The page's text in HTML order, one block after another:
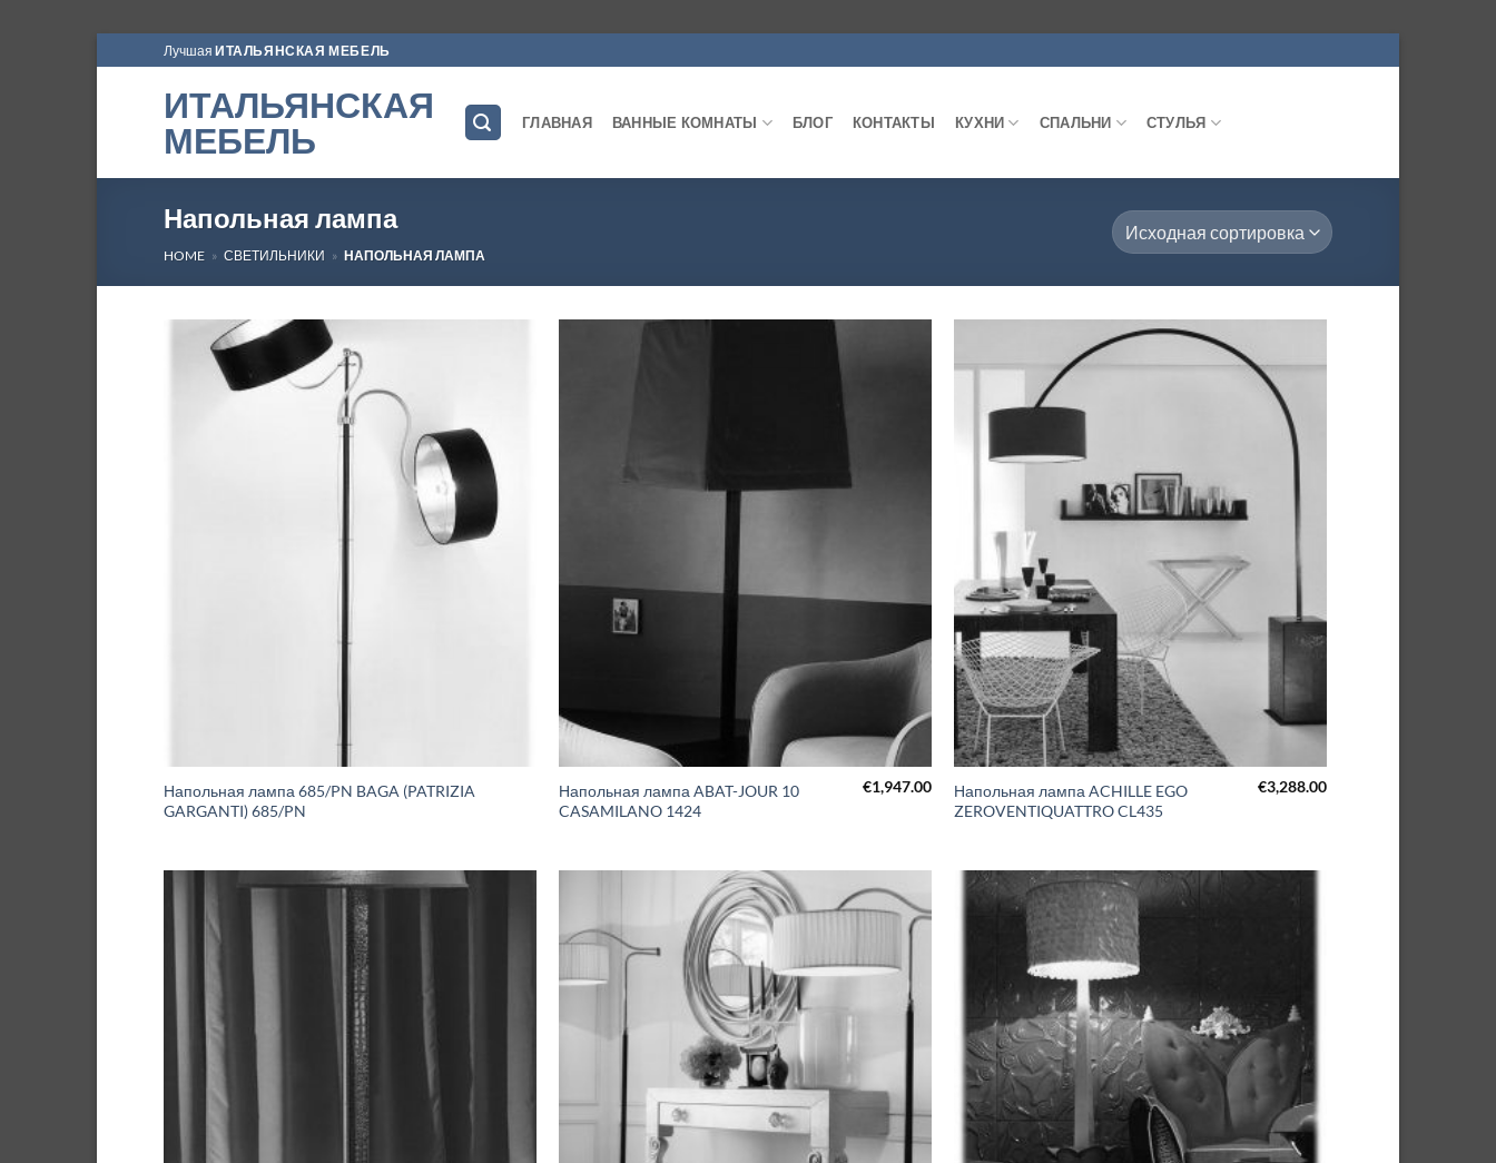
to
Лучшая ИТАЛЬЯНСКАЯ МЕБЕЛЬ
ИТАЛЬЯНСКАЯ
МЕБЕЛЬ
ГЛАВНАЯ ВАННЫЕ КОМНАТЫ БЛОГ КОНТАКТЫ КУХНИ СПАЛЬНИ СТУЛЬЯ
Напольная лампа
HOME » СВЕТИЛЬНИКИ » НАПОЛЬНАЯ ЛАМПА
Напольная лампа 685/PN BAGA (PATRIZIA
GARGANTI) 685/PN
Напольная лампа ABAT-JOUR 10
CASAMILANO 1424
€1,947.00
Напольная лампа ACHILLE EGO
ZEROVENTIQUATTRO CL435
€3,288.00